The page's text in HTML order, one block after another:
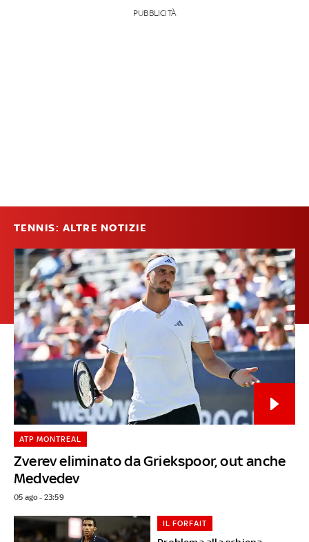
PUBBLICITÀ
TENNIS: ALTRE NOTIZIE
Zverev eliminato da Griekspoor, out anche
Medvedev
ATP MONTREAL
05 ago - 23:59
IL FORFAIT